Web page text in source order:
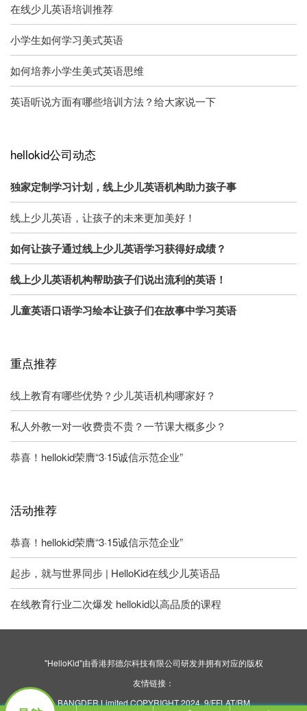
在线少儿英语培训推荐
小学生如何学习美式英语
如何培养小学生美式英语思维
英语听说方面有哪些培训方法？给大家说一下
hellokid公司动态
独家定制学习计划，线上少儿英语机构助力孩子事
线上少儿英语，让孩子的未来更加美好！
如何让孩子通过线上少儿英语学习获得好成绩？
线上少儿英语机构帮助孩子们说出流利的英语！
儿童英语口语学习绘本让孩子们在故事中学习英语
重点推荐
线上教育有哪些优势？少儿英语机构哪家好？
私人外教一对一收费贵不贵？一节课大概多少？
恭喜！hellokid荣膺“3·15诚信示范企业”
活动推荐
恭喜！hellokid荣膺“3·15诚信示范企业”
起步，就与世界同步 | HelloKid在线少儿英语品
在线教育行业二次爆发 hellokid以高品质的课程
"HelloKid"由香港邦德尔科技有限公司研发并拥有对应的版权
友情链接：
BANGDER Limited COPYRIGHT 2024. 9/FFLAT/RM